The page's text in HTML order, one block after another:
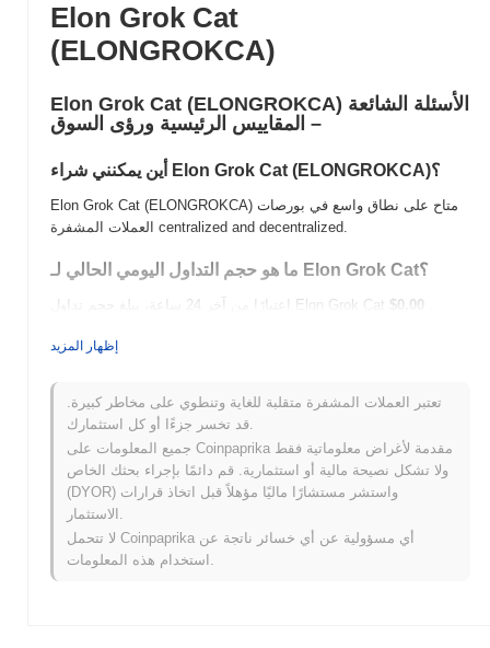
Elon Grok Cat
(ELONGROKCA)
Elon Grok Cat (ELONGROKCA) الأسئلة الشائعة
– المقاييس الرئيسية ورؤى السوق
أين يمكنني شراء Elon Grok Cat (ELONGROKCA)؟
Elon Grok Cat (ELONGROKCA) متاح على نطاق واسع في بورصات
العملات المشفرة centralized and decentralized.
ما هو حجم التداول اليومي الحالي لـ Elon Grok Cat؟
اعتبارًا من آخر 24 ساعة، يبلغ حجم تداول Elon Grok Cat $0.00
أدنى سعر على الإطلاق (ATL):$0.00
Elon Grok Cat يتم تداوله حاليًا بنسبة~100.00% أقل من ATH .
كيف يعمل Elon Grok Cat مقارنة بسوق العملات المشفرة
الأوسع؟
0.00%
، متأخرًا عن
سوق العملات المشفرة بشكل عام الذي سجل مكاسب 0.49%
. يشير
إظهار المزيد
تعتبر العملات المشفرة متقلبة للغاية وتنطوي على مخاطر كبيرة.
قد تخسر جزءًا أو كل استثمارك.
جميع المعلومات على Coinpaprika مقدمة لأغراض معلوماتية فقط
ولا تشكل نصيحة مالية أو استثمارية. قم دائمًا بإجراء بحثك الخاص
(DYOR) واستشر مستشارًا ماليًا مؤهلاً قبل اتخاذ قرارات
لا تتحمل Coinpaprika أي مسؤولية عن أي خسائر ناتجة عن